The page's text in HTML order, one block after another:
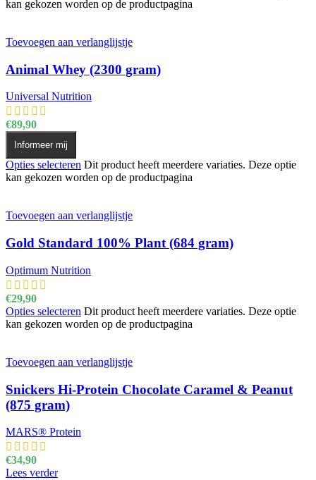
kan gekozen worden op de productpagina
Toevoegen aan verlanglijstje
Animal Whey (2300 gram)
Universal Nutrition
€89,90
Informeer mij
Opties selecteren Dit product heeft meerdere variaties. Deze optie
kan gekozen worden op de productpagina
Toevoegen aan verlanglijstje
Gold Standard 100% Plant (684 gram)
Optimum Nutrition
€29,90
Opties selecteren Dit product heeft meerdere variaties. Deze optie
kan gekozen worden op de productpagina
Toevoegen aan verlanglijstje
Snickers Hi-Protein Chocolate Caramel & Peanut
(875 gram)
MARS® Protein
€34,90
Lees verder